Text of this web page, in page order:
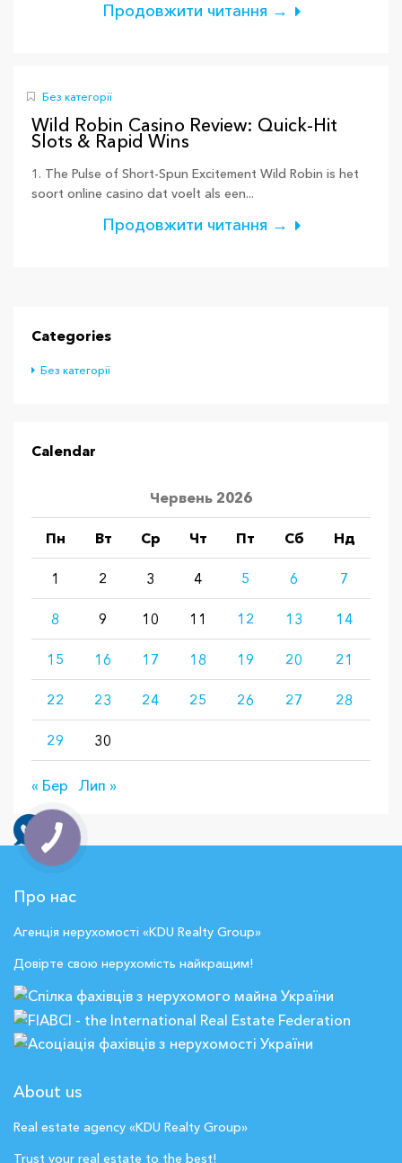
Продовжити читання →
Без категорії
Wild Robin Casino Review: Quick‑Hit
Slots & Rapid Wins
1. The Pulse of Short‑Spun Excitement Wild Robin is het
soort online casino dat voelt als een...
Продовжити читання →
Categories
Без категорії
Calendar
Червень 2026
Пн Вт Ср Чт Пт Сб Нд
1 2 3 4 5 6 7
8 9 10 11 12 13 14
15 16 17 18 19 20 21
22 23 24 25 26 27 28
29 30
« Бер Лип »
Про нас
Агенція нерухомості «KDU Realty Group»
Довірте свою нерухомість найкращим!
About us
Real estate agency «KDU Realty Group»
Trust your real estate to the best!